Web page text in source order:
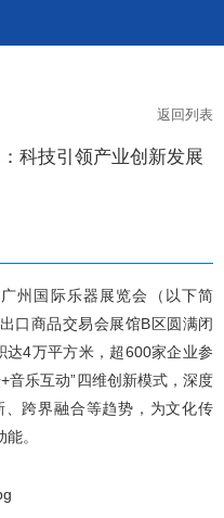
返回列表
科技引领产业创新发展
国际乐器展览会（以下简
口商品交易会展馆B区圆满闭
4万平方米，超600家企业参
音乐互动”四维创新模式，深度
跨界融合等趋势，为文化传
。